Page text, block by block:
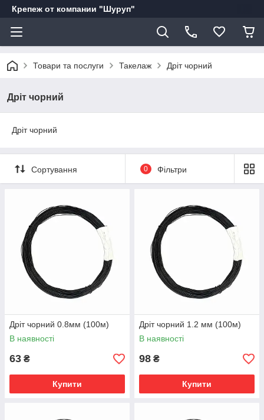
Крепеж от компании "Шуруп"
Товари та послуги Такелаж Дріт чорний
Дріт чорний
Дріт чорний
Сортування 0 Фільтри
Дріт чорний 0.8мм (100м)
В наявності
63 ₴
Купити
Дріт чорний 1.2 мм (100м)
В наявності
98 ₴
Купити